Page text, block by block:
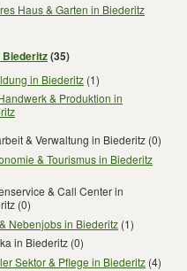
Haus & Garten in Biederitz
(35)
in Biederitz (1)
& Produktion in
& Verwaltung in Biederitz (0)
& Tourismus in Biederitz
& Call Center in
(0)
Nebenjobs in Biederitz (1)
in Biederitz (0)
Sektor & Pflege in Biederitz (4)